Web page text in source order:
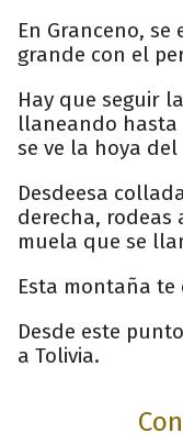
En Granceno,
grande con el
Hay que seguir
llaneando hasta
se ve la hoya
Desdeesa
derecha, rodeas
muela que se
Esta montaña
Desde este
a Tolivia.